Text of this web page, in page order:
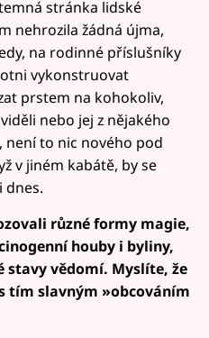
stránka lidské
nehrozila žádná újma,
na rodinné příslušníky
vykonstruovat
prstem na kohokoliv,
nebo jej z nějakého
není to nic nového pod
v jiném kabátě, by se
dnes.
různé formy magie,
houby i byliny,
stavy vědomí. Myslíte, že
tím slavným »obcováním